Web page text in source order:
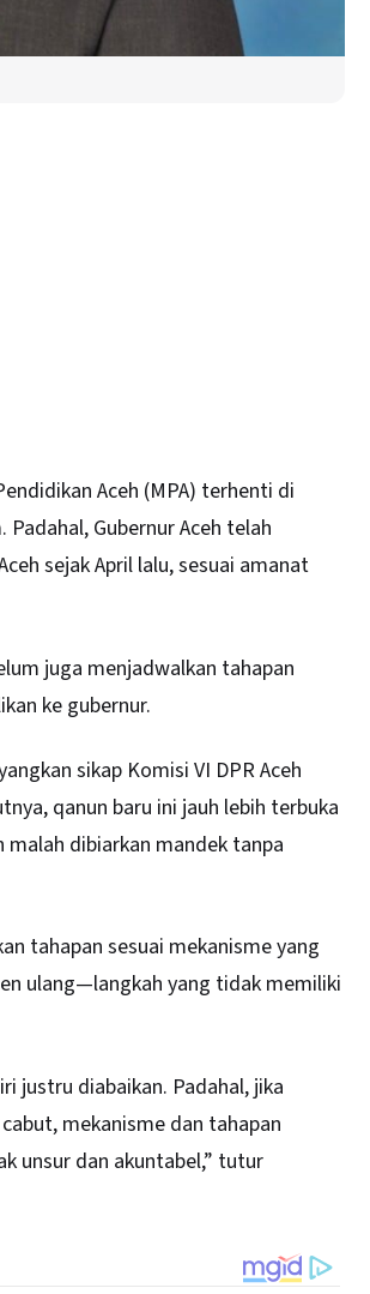
Aceh (MPA) terhenti di
Gubernur Aceh telah
sejak April lalu, sesuai amanat
juga menjadwalkan tahapan
ke gubernur.
sikap Komisi VI DPR Aceh
qanun baru ini jauh lebih terbuka
dibiarkan mandek tanpa
tahapan sesuai mekanisme yang
ulang—langkah yang tidak memiliki
justru diabaikan. Padahal, jika
mekanisme dan tahapan
unsur dan akuntabel,” tutur